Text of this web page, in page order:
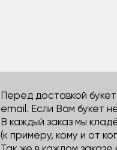
Перед доставкой
email. Если Вам букет
В каждый заказ мы
(к примеру, кому и от